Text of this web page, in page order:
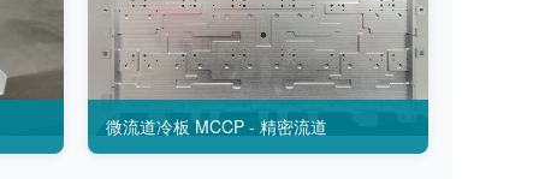
微流道冷板 MCCP - 精密流道